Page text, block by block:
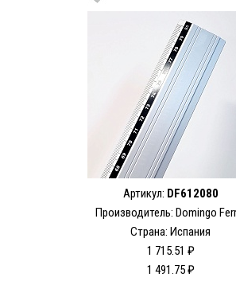
Артикул: DF612080
Производитель: Domingo
Страна: Испания
1 715.51 ₽
1 491.75 ₽